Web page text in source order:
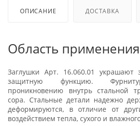
ОПИСАНИЕ ДОСТАВКА
Область применения
Заглушки Арт. 16.060.01
защитную функцию.
проникновению внутрь стальной
сора. Стальные детали надежно
деформируются, в отличие от
воздействием тепла, сухого и